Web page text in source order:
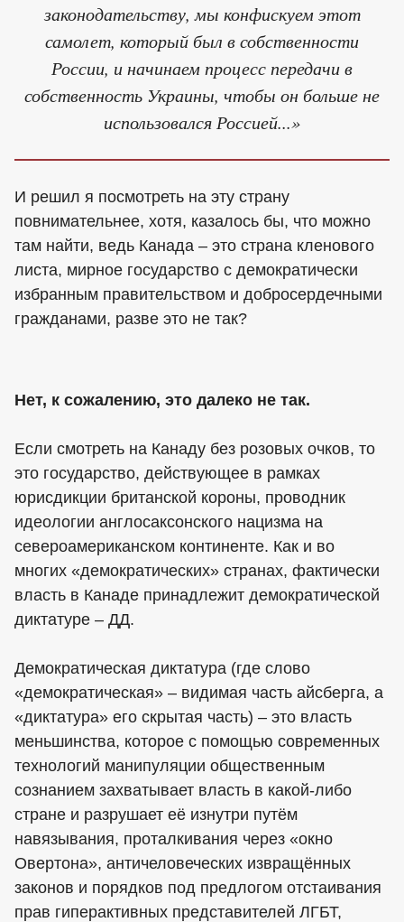
законодательству, мы конфискуем этот
самолет, который был в собственности
России, и начинаем процесс передачи в
собственность Украины, чтобы он больше не
использовался Россией...»
И решил я посмотреть на эту страну
повнимательнее, хотя, казалось бы, что можно
там найти, ведь Канада – это страна кленового
листа, мирное государство с демократически
избранным правительством и добросердечными
гражданами, разве это не так?
Нет, к сожалению, это далеко не так.
Если смотреть на Канаду без розовых очков, то
это государство, действующее в рамках
юрисдикции британской короны, проводник
идеологии англосаксонского нацизма на
североамериканском континенте. Как и во
многих «демократических» странах, фактически
власть в Канаде принадлежит демократической
диктатуре – ДД.
Демократическая диктатура (где слово
«демократическая» – видимая часть айсберга, а
«диктатура» его скрытая часть) – это власть
меньшинства, которое с помощью современных
технологий манипуляции общественным
сознанием захватывает власть в какой-либо
стране и разрушает её изнутри путём
навязывания, проталкивания через «окно
Овертона», античеловеческих извращённых
законов и порядков под предлогом отстаивания
прав гиперактивных представителей ЛГБТ,